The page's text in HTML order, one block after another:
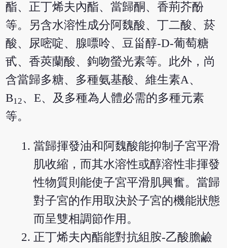
酯、正丁烯夫內酯、當歸酮、香荊芥酚
等。另含水溶性成分阿魏酸、丁二酸、菸
酸、尿嘧啶、腺嘌呤、豆甾醇-D-葡萄糖
甙、香莢蘭酸、鉤吻螢光素等。此外，尚
含當歸多糖、多種氨基酸、維生素A、
B12、E、及多種為人體必需的多種元素
等。
當歸揮發油和阿魏酸能抑制子宮平滑
肌收縮，而其水溶性或醇溶性非揮發
性物質則能使子宮平滑肌興奮。當歸
對子宮的作用取決於子宮的機能狀態
而呈雙相調節作用。
正丁烯夫內酯能對抗組胺-乙酸膽鹼